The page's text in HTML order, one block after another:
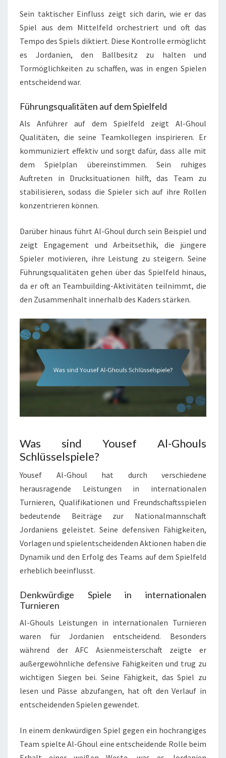
Sein taktischer Einfluss zeigt sich darin, wie er das
Spiel aus dem Mittelfeld orchestriert und oft das
Tempo des Spiels diktiert. Diese Kontrolle ermöglicht
es Jordanien, den Ballbesitz zu halten und
Tormöglichkeiten zu schaffen, was in engen Spielen
entscheidend war.
Führungsqualitäten auf dem Spielfeld
Als Anführer auf dem Spielfeld zeigt Al-Ghoul
Qualitäten, die seine Teamkollegen inspirieren. Er
kommuniziert effektiv und sorgt dafür, dass alle mit
dem Spielplan übereinstimmen. Sein ruhiges
Auftreten in Drucksituationen hilft, das Team zu
stabilisieren, sodass die Spieler sich auf ihre Rollen
konzentrieren können.
Darüber hinaus führt Al-Ghoul durch sein Beispiel und
zeigt Engagement und Arbeitsethik, die jüngere
Spieler motivieren, ihre Leistung zu steigern. Seine
Führungsqualitäten gehen über das Spielfeld hinaus,
da er oft an Teambuilding-Aktivitäten teilnimmt, die
den Zusammenhalt innerhalb des Kaders stärken.
Was sind Yousef Al-Ghouls
Schlüsselspiele?
Yousef Al-Ghoul hat durch verschiedene
herausragende Leistungen in internationalen
Turnieren, Qualifikationen und Freundschaftsspielen
bedeutende Beiträge zur Nationalmannschaft
Jordaniens geleistet. Seine defensiven Fähigkeiten,
Vorlagen und spielentscheidenden Aktionen haben die
Dynamik und den Erfolg des Teams auf dem Spielfeld
erheblich beeinflusst.
Denkwürdige Spiele in internationalen
Turnieren
Al-Ghouls Leistungen in internationalen Turnieren
waren für Jordanien entscheidend. Besonders
während der AFC Asienmeisterschaft zeigte er
außergewöhnliche defensive Fähigkeiten und trug zu
wichtigen Siegen bei. Seine Fähigkeit, das Spiel zu
lesen und Pässe abzufangen, hat oft den Verlauf in
entscheidenden Spielen gewendet.
In einem denkwürdigen Spiel gegen ein hochrangiges
Team spielte Al-Ghoul eine entscheidende Rolle beim